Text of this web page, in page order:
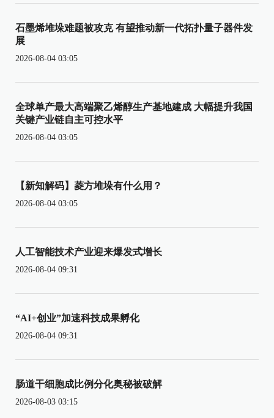
石墨烯堆垛难题被攻克 有望推动新一代拓扑量子器件发
展
2026-08-04 03:05
全球单产最大高端聚乙烯醇生产基地建成 大幅提升我国
关键产业链自主可控水平
2026-08-04 03:05
【新知解码】菱方堆垛有什么用？
2026-08-04 03:05
人工智能技术产业迎来爆发式增长
2026-08-04 09:31
“AI+创业”加速科技成果孵化
2026-08-04 09:31
肠道干细胞成比例分化奥秘被破解
2026-08-03 03:15